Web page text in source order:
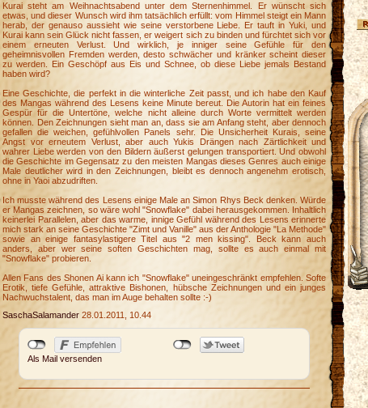
Kurai steht am Weihnachtsabend unter dem Sternenhimmel. Er wünscht sich
etwas, und dieser Wunsch wird ihm tatsächlich erfüllt: vom Himmel steigt ein Mann
herab, der genauso aussieht wie seine verstorbene Liebe. Er tauft in Yuki, und
Kurai kann sein Glück nicht fassen, er weigert sich zu binden und fürchtet sich vor
einem erneuten Verlust. Und wirklich, je inniger seine Gefühle für den
geheimnisvollen Fremden werden, desto schwächer und kränker scheint dieser
zu werden. Ein Geschöpf aus Eis und Schnee, ob diese Liebe jemals Bestand
haben wird?
Eine Geschichte, die perfekt in die winterliche Zeit passt, und ich habe den Kauf
des Mangas während des Lesens keine Minute bereut. Die Autorin hat ein feines
Gespür für die Untertöne, welche nicht alleine durch Worte vermittelt werden
können. Den Zeichnungen sieht man an, dass sie am Anfang steht, aber dennoch
gefallen die weichen, gefühlvollen Panels sehr. Die Unsicherheit Kurais, seine
Angst vor erneutem Verlust, aber auch Yukis Drängen nach Zärtlichkeit und
wahrer Liebe werden von den Bildern äußerst gelungen transportiert. Und obwohl
die Geschichte im Gegensatz zu den meisten Mangas dieses Genres auch einige
Male deutlicher wird in den Zeichnungen, bleibt es dennoch angenehm erotisch,
ohne in Yaoi abzudriften.
Ich musste während des Lesens einige Male an Simon Rhys Beck denken. Würde
er Mangas zeichnen, so wäre wohl "Snowflake" dabei herausgekommen. Inhaltlich
keinerlei Parallelen, aber das warme, innige Gefühl während des Lesens erinnerte
mich stark an seine Geschichte "Zimt und Vanille" aus der Anthologie "La Methode"
sowie an einige fantasylastigere Titel aus "2 men kissing". Beck kann auch
anders, aber wer seine soften Geschichten mag, sollte es auch einmal mit
"Snowflake" probieren.
Allen Fans des Shonen Ai kann ich "Snowflake" uneingeschränkt empfehlen. Softe
Erotik, tiefe Gefühle, attraktive Bishonen, hübsche Zeichnungen und ein junges
Nachwuchstalent, das man im Auge behalten sollte :-)
SaschaSalamander 28.01.2011, 10.44
Als Mail versenden